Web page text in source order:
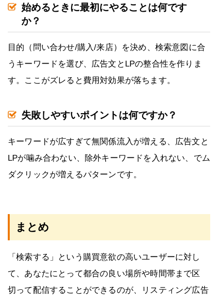
始めるときに最初にやることは何です
か？
目的（問い合わせ/購入/来店）を決め、検索意図に合
うキーワードを選び、広告文とLPの整合性を作りま
す。ここがズレると費用対効果が落ちます。
失敗しやすいポイントは何ですか？
キーワードが広すぎて無関係流入が増える、広告文と
LPが噛み合わない、除外キーワードを入れない、でム
ダクリックが増えるパターンです。
まとめ
「検索する」という購買意欲の高いユーザーに対し
て、あなたにとって都合の良い場所や時間帯まで区
切って配信することができるのが、リスティング広告